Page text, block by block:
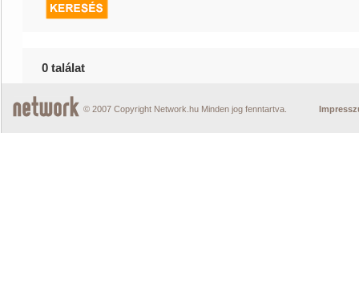
0 találat
© 2007 Copyright Network.hu Minden jog fenntartva.